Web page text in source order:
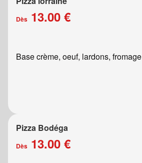
Dès 13.00 €
Base crème, oeuf, lardons, fromage
Pizza Bodéga
Dès 13.00 €